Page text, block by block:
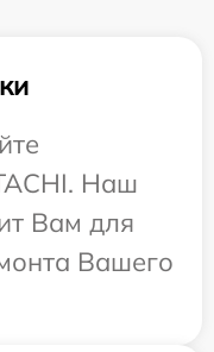
Наш
Вам для
Вашего